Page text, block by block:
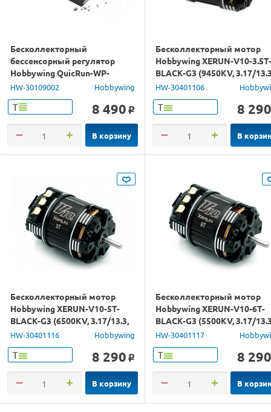
Бесколлекторный
бессенсорный регулятор
Hobbywing QuicRun-WP-
8BL150-V2-CTP (150A-1080A,
1/8)
HW-30109002 Hobbywing
Т 8 490 o
В корзину
Бесколлекторный мотор
Hobbywing XERUN-V10-3.5T-
BLACK-G3 (9450KV, 3.17/
1/10, 1/12)
HW-30401106
Т 8 290
В
Бесколлекторный мотор
Hobbywing XERUN-V10-5T-
BLACK-G3 (6500KV, 3.17/13.3,
1/10)
HW-30401116 Hobbywing
Т 8 290 o
В корзину
Бесколлекторный мотор
Hobbywing XERUN-V10-6T-
BLACK-G3 (5500KV, 3.17/
1/10)
HW-30401117
Т 8 290
В